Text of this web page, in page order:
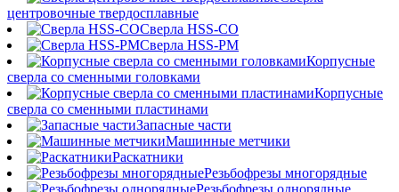
центровочные твердосплавные
Сверла HSS-CO
Сверла HSS-PM
Корпусные
сверла со сменными головками
Корпусные
сверла со сменными пластинами
Запасные части
Машинные метчики
Раскатники
Резьбофрезы многорядные
Резьбофрезы однорядные